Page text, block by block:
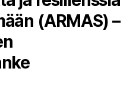
(ARMAS) –